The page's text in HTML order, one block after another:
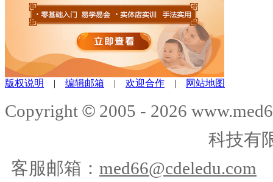
版权说明 | 编辑邮箱 | 欢迎合作 | 网站地图
Copyright © 2005 - 2026
科技有
客服邮箱： med66@cdeledu.com